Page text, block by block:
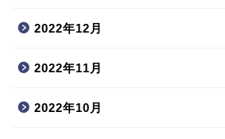
2022年12月
2022年11月
2022年10月